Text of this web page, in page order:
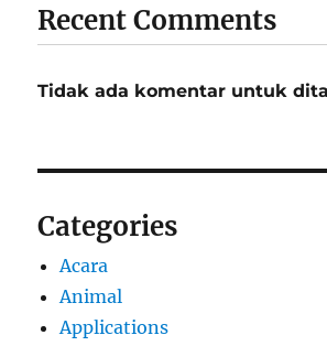
Recent Comments
Tidak ada komentar untuk
Categories
Acara
Animal
Applications